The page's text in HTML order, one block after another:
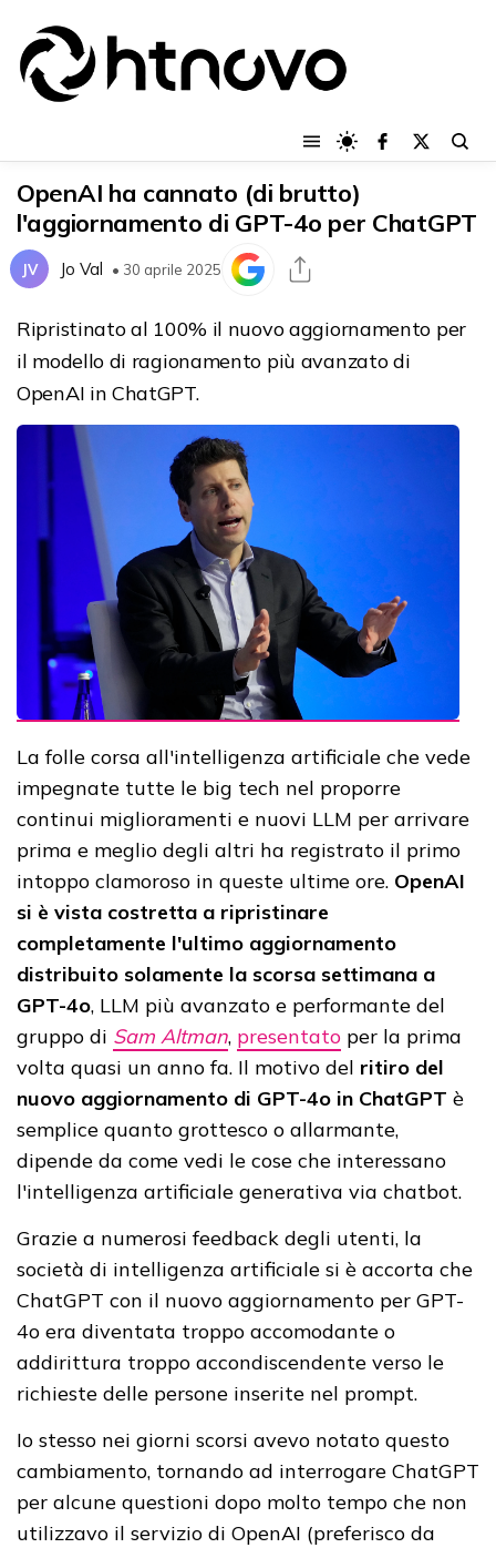
OpenAI ha cannato (di brutto)
l'aggiornamento di GPT-4o per ChatGPT
JV Jo Val • 30 aprile 2025
Ripristinato al 100% il nuovo aggiornamento per
il modello di ragionamento più avanzato di
OpenAI in ChatGPT.
La folle corsa all'intelligenza artificiale che vede
impegnate tutte le big tech nel proporre
continui miglioramenti e nuovi LLM per arrivare
prima e meglio degli altri ha registrato il primo
intoppo clamoroso in queste ultime ore. OpenAI
si è vista costretta a ripristinare
completamente l'ultimo aggiornamento
distribuito solamente la scorsa settimana a
GPT-4o, LLM più avanzato e performante del
gruppo di Sam Altman, presentato per la prima
volta quasi un anno fa. Il motivo del ritiro del
nuovo aggiornamento di GPT-4o in ChatGPT è
semplice quanto grottesco o allarmante,
dipende da come vedi le cose che interessano
l'intelligenza artificiale generativa via chatbot.
Grazie a numerosi feedback degli utenti, la
società di intelligenza artificiale si è accorta che
ChatGPT con il nuovo aggiornamento per GPT-
4o era diventata troppo accomodante o
addirittura troppo accondiscendente verso le
richieste delle persone inserite nel prompt.
Io stesso nei giorni scorsi avevo notato questo
cambiamento, tornando ad interrogare ChatGPT
per alcune questioni dopo molto tempo che non
utilizzavo il servizio di OpenAI (preferisco da